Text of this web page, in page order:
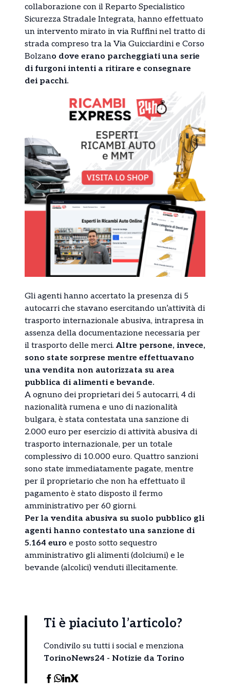
collaborazione con il Reparto Specialistico
Sicurezza Stradale Integrata, hanno effettuato
un intervento mirato in via Ruffini nel tratto di
strada compreso tra la Via Guicciardini e Corso
Bolzano dove erano parcheggiati una serie
di furgoni intenti a ritirare e consegnare
dei pacchi.
Gli agenti hanno accertato la presenza di 5
autocarri che stavano esercitando un’attività di
trasporto internazionale abusiva, intrapresa in
assenza della documentazione necessaria per
il trasporto delle merci. Altre persone, invece,
sono state sorprese mentre effettuavano
una vendita non autorizzata su area
pubblica di alimenti e bevande.
A ognuno dei proprietari dei 5 autocarri, 4 di
nazionalità rumena e uno di nazionalità
bulgara, è stata contestata una sanzione di
2.000 euro per esercizio di attività abusiva di
trasporto internazionale, per un totale
complessivo di 10.000 euro. Quattro sanzioni
sono state immediatamente pagate, mentre
per il proprietario che non ha effettuato il
pagamento è stato disposto il fermo
amministrativo per 60 giorni.
Per la vendita abusiva su suolo pubblico gli
agenti hanno contestato una sanzione di
5.164 euro e posto sotto sequestro
amministrativo gli alimenti (dolciumi) e le
bevande (alcolici) venduti illecitamente.
Ti è piaciuto l’articolo?
Condivilo su tutti i social e menziona
TorinoNews24 - Notizie da Torino